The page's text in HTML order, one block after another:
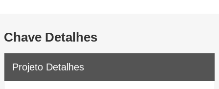
Chave Detalhes
Projeto Detalhes